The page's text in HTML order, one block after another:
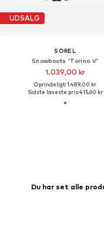
UDSALG
SOREL
Snowboots 'Torino V'
1.039,00 kr
Oprindeligt: 1.489,00 kr
Sidste laveste pris:415,60 kr
Du har set alle